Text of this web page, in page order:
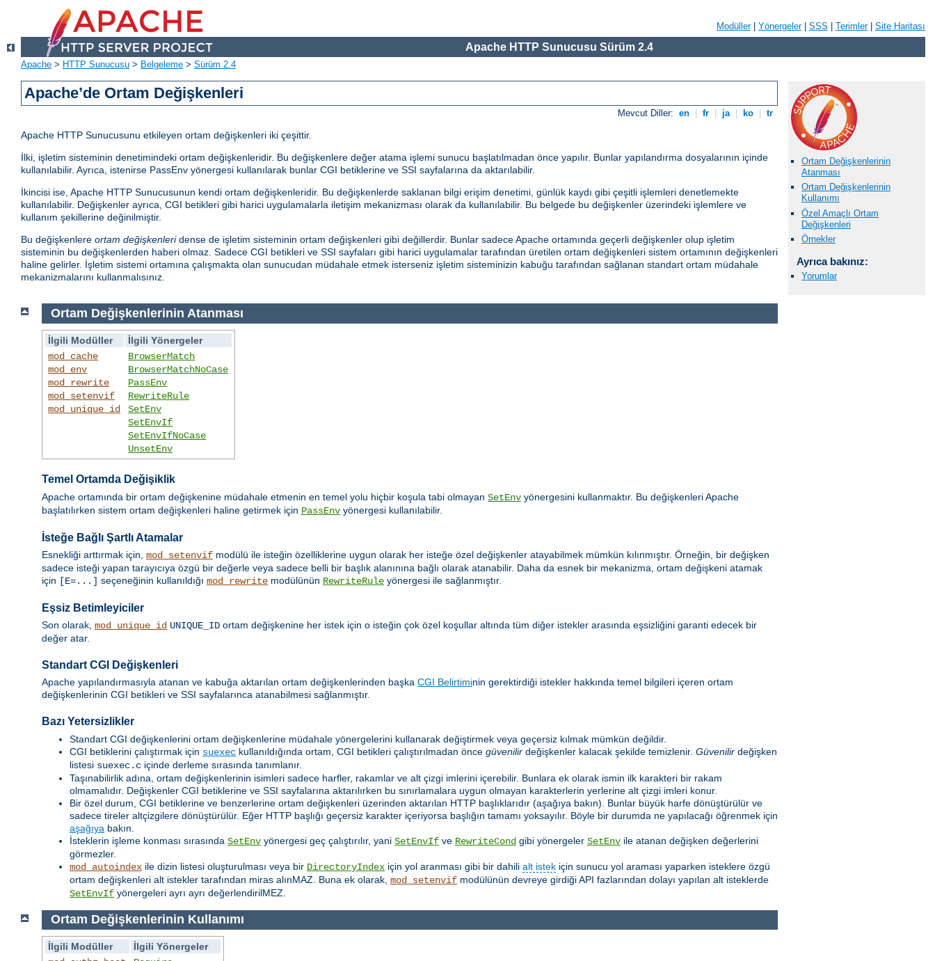
Modüller| Yönergeler| SSS Terimler| Site Haritası
Apache HTTP Sunucusu Sürüm 2.4
Apache > HTTP Sunucusu > Belgeleme > Sürüm 2.4
Apache’de Ortam Değişkenleri
Mevcut Diller: en fr ja ko tr
Apache HTTP Sunucusunu etkileyen ortam değişkenleri iki çeşittir.
İlki, işletim sisteminin denetimindeki ortam değişkenleridir. Bu değişkenlere değer atama işlemi sunucu başlatılmadan önce yapılır. Bunlar yapılandırma dosyalarının içinde
kullanılabilir. Ayrıca, istenirse PassEnv yönergesi kullanılarak bunlar CGI betiklerine ve SSI sayfalarına da aktarılabilir.
İkincisi ise, Apache HTTP Sunucusunun kendi ortam değişkenleridir. Bu değişkenlerde saklanan bilgi erişim denetimi, günlük kaydı gibi çeşitli işlemleri denetlemekte
kullanılabilir. Değişkenler ayrıca, CGI betikleri gibi harici uygulamalarla iletişim mekanizması olarak da kullanılabilir. Bu belgede bu değişkenler üzerindeki işlemlere ve
kullanım şekillerine değinilmiştir.
Bu değişkenlere ortam değişkenleridense de işletim sisteminin ortam değişkenleri gibi değillerdir. Bunlar sadece Apache ortamında geçerli değişkenler olup işletim
sisteminin bu değişkenlerden haberi olmaz. Sadece CGI betikleri ve SSI sayfaları gibi harici uygulamalar tarafından üretilen ortam değişkenleri sistem ortamının değişkenleri
haline gelirler. İşletim sistemi ortamına çalışmakta olan sunucudan müdahale etmek isterseniz işletim sisteminizin kabuğu tarafından sağlanan standart ortam müdahale
mekanizmalarını kullanmalısınız.
Ortam Değişkenlerinin
Atanması
Ortam Değişkenlerinin
Kullanımı
Özel Amaçlı Ortam
Değişkenleri
Örnekler
Ayrıca bakınız:
Yorumlar
Ortam Değişkenlerinin Atanması
İlgili Modüller
İlgili Yönergeler
mod_cache
mod_env
mod_rewrite
mod_setenvif
mod_unique_id
BrowserMatch
BrowserMatchNoCase
PassEnv
RewriteRule
SetEnv
SetEnvIf
SetEnvIfNoCase
UnsetEnv
Temel Ortamda Değişiklik
Apache ortamında bir ortam değişkenine müdahale etmenin en temel yolu hiçbir koşula tabi olmayan SetEnv yönergesini kullanmaktır. Bu değişkenleri Apache
başlatılırken sistem ortam değişkenleri haline getirmek için PassEnv yönergesi kullanılabilir.
İsteğe Bağlı Şartlı Atamalar
Esnekliği arttırmak için, mod_setenvif modülü ile isteğin özelliklerine uygun olarak her isteğe özel değişkenler atayabilmek mümkün kılınmıştır. Örneğin, bir değişken
sadece isteği yapan tarayıcıya özgü bir değerle veya sadece belli bir başlık alanınına bağlı olarak atanabilir. Daha da esnek bir mekanizma, ortam değişkeni atamak
için [E=...] seçeneğinin kullanıldığı mod_rewrite modülünün RewriteRule yönergesi ile sağlanmıştır.
Eşsiz Betimleyiciler
Son olarak, mod_unique_id UNIQUE_ID ortam değişkenine her istek için o isteğin çok özel koşullar altında tüm diğer istekler arasında eşsizliğini garanti edecek bir
değer atar.
Standart CGI Değişkenleri
Apache yapılandırmasıyla atanan ve kabuğa aktarılan ortam değişkenlerinden başka CGI Belirtiminin gerektirdiği istekler hakkında temel bilgileri içeren ortam
değişkenlerinin CGI betikleri ve SSI sayfalarınca atanabilmesi sağlanmıştır.
Bazı Yetersizlikler
Standart CGI değişkenlerini ortam değişkenlerine müdahale yönergelerini kullanarak değiştirmek veya geçersiz kılmak mümkün değildir.
CGI betiklerini çalıştırmak için suexec kullanıldığında ortam, CGI betikleri çalıştırılmadan önce güvenilir değişkenler kalacak şekilde temizlenir. Güvenilir değişken
listesi suexec.c içinde derleme sırasında tanımlanır.
Taşınabilirlik adına, ortam değişkenlerinin isimleri sadece harfler, rakamlar ve alt çizgi imlerini içerebilir. Bunlara ek olarak ismin ilk karakteri bir rakam
olmamalıdır. Değişkenler CGI betiklerine ve SSI sayfalarına aktarılırken bu sınırlamalara uygun olmayan karakterlerin yerlerine alt çizgi imleri konur.
Bir özel durum, CGI betiklerine ve benzerlerine ortam değişkenleri üzerinden aktarılan HTTP başlıklarıdır (aşağıya bakın). Bunlar büyük harfe dönüştürülür ve
sadece tireler altçizgilere dönüştürülür. Eğer HTTP başlığı geçersiz karakter içeriyorsa başlığın tamamı yoksayılır. Böyle bir durumda ne yapılacağı öğrenmek için
aşağıya bakın.
İsteklerin işleme konması sırasında SetEnv yönergesi geç çalıştırılır, yani SetEnvIf ve RewriteCond gibi yönergeler SetEnv ile atanan değişken değerlerini
görmezler.
mod_autoindex ile dizin listesi oluşturulması veya bir DirectoryIndex için yol aranması gibi bir dahili alt istek için sunucu yol araması yaparken isteklere özgü
ortam değişkenleri alt istekler tarafından miras alınMAZ. Buna ek olarak, mod_setenvif modülünün devreye girdiği API fazlarından dolayı yapılan alt isteklerde
SetEnvIf yönergeleri ayrı ayrı değerlendirilMEZ.
Ortam Değişkenlerinin Kullanımı
İlgili Modüller
İlgili Yönergeler